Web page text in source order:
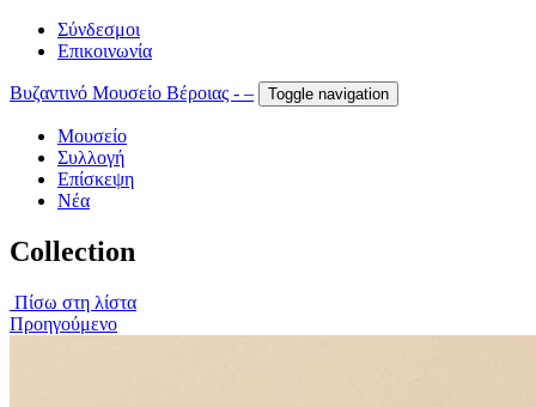
Σύνδεσμοι
Επικοινωνία
Βυζαντινό Μουσείο Βέροιας - – Toggle navigation
Μουσείο
Συλλογή
Επίσκεψη
Νέα
Collection
Πίσω στη λίστα
Προηγούμενο